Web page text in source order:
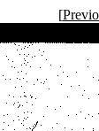
[